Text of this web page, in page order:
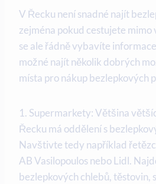
V Řecku není snadné najít
zejména pokud cestujete mimo
se ale řádně vybavíte
možné najít několik dobrých
místa pro nákup bezlepkových
1. Supermarkety: Většina
Řecku má oddělení s
Navštivte tedy například
AB Vasilopoulos nebo Lidl.
bezlepkových chlebů, těstovin,